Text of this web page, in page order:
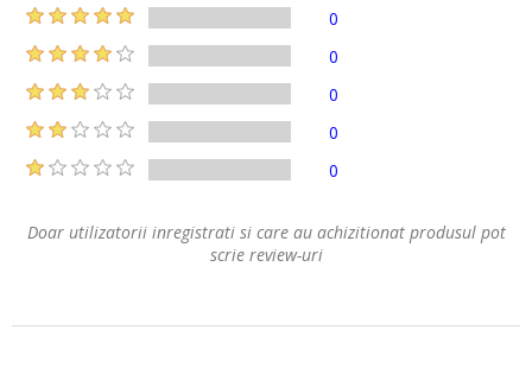
0
0
0
0
0
Doar utilizatorii inregistrati si care au achizitionat produsul pot
scrie review-uri